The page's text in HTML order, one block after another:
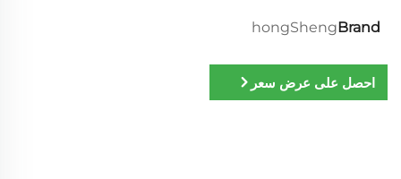
Brand
hongSheng
احصل على عرض سعر